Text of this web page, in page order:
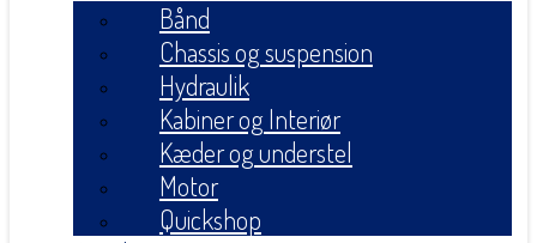
Bånd
Chassis og suspension
Hydraulik
Kabiner og Interiør
Kæder og understel
Motor
Quickshop